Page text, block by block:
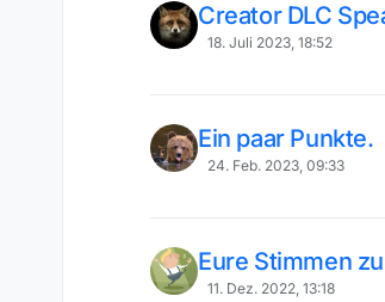
Creator DLC
18. Juli 2023, 18:52
Ein paar Punkte.
24. Feb. 2023, 09:33
Eure Stimmen
11. Dez. 2022, 13:18